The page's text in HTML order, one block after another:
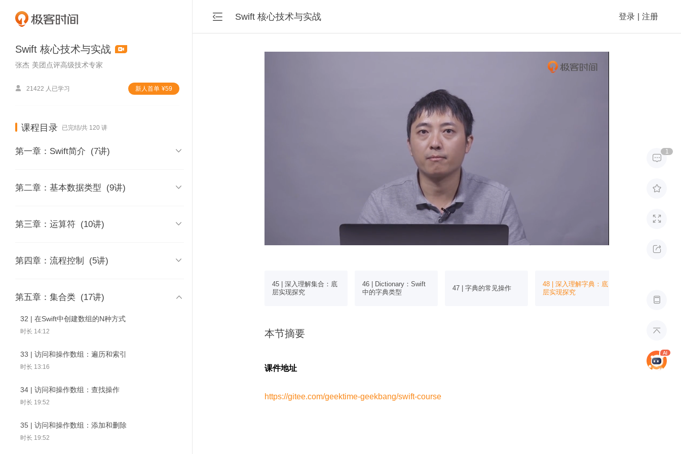
Swift 核心技术与实战
张杰 美团点评高级技术专家
 21422 人已学习 新⼈⾸单 ¥59
课程目录 已完结/共 120 讲
第一章：Swift简介 (7讲) 
01 | 课程介绍
02 | 内容综述
03 | Swift版本历史和各版本特性
04 | Swift和Objective-C的主要区
别
时长 08:04
05 | swiftc：强大的命令行工具
时长 08:11
06 | REPL：Swift交互式解释器
时长 07:45
07 | Playground：Swift学习的乐园
时长 18:31
第二章：基本数据类型 (9讲) 
08 | 如何在Swift中定义常量和变量
09 | Swift中的数值类型
10 | 如何使用Tuple组合多个值
11 | 如何在Swift中使用Optional
12 | Optional实现原理探究
13 | 如何在Swift中创建和初始化字符
时长 15:25
第三章：运算符 (10讲) 
17 | 赋值和算数运算符
18 | 在Swift里如何处理算术结果溢出
19 | 为了Optional：合并空值运算符
20 | Swift的新宠：区间运算符
21 | 强大的位运算符
22 | 位运算符应用举例（1）
第四章：流程控制 (5讲) 
27 | 如何在Swift里进行循环控制
28 | 更加强大的switch
29 | 如何在Swift里进行控制转移
30 | 如何使用guard来改善你的条件判
时长 19:09
第五章：集合类 (17讲) 
32 | 在Swift中创建数组的N种方式
时长 14:12
33 | 访问和操作数组：遍历和索引
时长 13:16
34 | 访问和操作数组：查找操作
时长 19:52
35 | 访问和操作数组：添加和删除
时长 19:52
 Swift 核心技术与实战 登录 注册

1





和判断
45 | 深入理解集合：底
层实现探究
46 | Dictionary：Swift
中的字典类型
47 | 字典的常见操作
48 | 深入理解字典：底
层实现探究
本节摘要
课件地址
https://gitee.com/geektime-geekbang/swift-course